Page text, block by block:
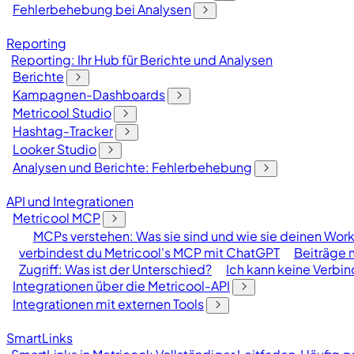
Fehlerbehebung bei Analysen
Reporting
Reporting: Ihr Hub für Berichte und Analysen
Berichte
Kampagnen-Dashboards
Metricool Studio
Hashtag-Tracker
Looker Studio
Analysen und Berichte: Fehlerbehebung
API und Integrationen
Metricool MCP
MCPs verstehen: Was sie sind und wie sie deinen
verbindest du Metricool's MCP mit ChatGPT
Beiträge
Zugriff: Was ist der Unterschied?
Ich kann keine
Integrationen über die Metricool-API
Integrationen mit externen Tools
SmartLinks